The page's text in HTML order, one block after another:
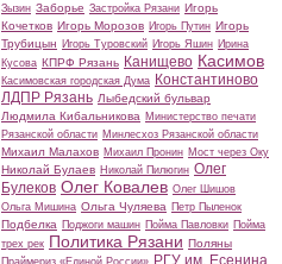
Зызин Заборье Застройка Рязани Игорь
Кочетков Игорь Морозов Игорь Путин Игорь
Трубицын Игорь Туровский Игорь Яшин Ирина
Кусова КПРФ Рязань Канищево Касимов
Касимовская городская Дума Константиново
ЛДПР Рязань Лыбедский бульвар
Людмила Кибальникова Министерство печати
Рязанской области Минлесхоз Рязанской области
Михаил Малахов Михаил Пронин Мост через Оку
Николай Булаев Николай Пилюгин Олег
Булеков Олег Ковалев Олег Шишов
Ольга Мишина Ольга Чуляева Петр Пыленок
Подбелка Поджоги машин Пойма Павловки Пойма
трех рек Политика Рязани Поляны
РГУ им. Есенина